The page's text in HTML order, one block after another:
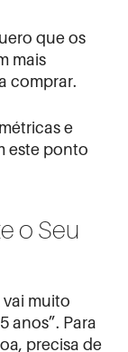
que os
mais
comprar.
e
este ponto
o Seu
vai muito
anos”. Para
precisa de